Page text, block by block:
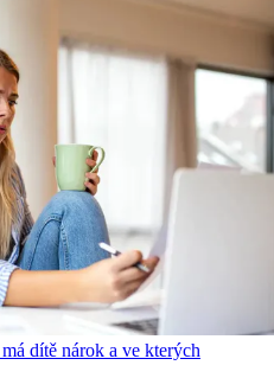
dítě nárok a ve kterých